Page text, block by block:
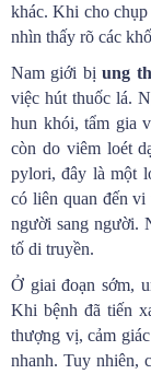
khác. Khi cho
nhìn thấy rõ các
Nam giới bịung
việc hút thuốc lá.
hun khói, tẩm gia
còn do viêm loét
pylori, đây là một
có liên quan đến
người sang người.
tố di truyền.
Ở giai đoạn sớm,
Khi bệnh đã tiến
thượng vị, cảm
nhanh. Tuy nhiên,